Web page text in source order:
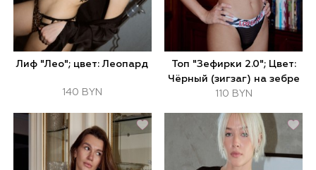
Лиф "Лео"; цвет: Леопард
140 BYN
Топ "Зефирки 2.0"; Цвет:
Чёрный (зигзаг) на зебре
110 BYN